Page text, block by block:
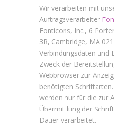
Wir verarbeiten mit
Auftragsverarbeiter
Fonticons, Inc., 6
3R, Cambridge, MA
Verbindungsdaten und
Zweck der
Webbrowser zur
benötigten
werden nur für die zur
Übermittlung der
Dauer verarbeitet.